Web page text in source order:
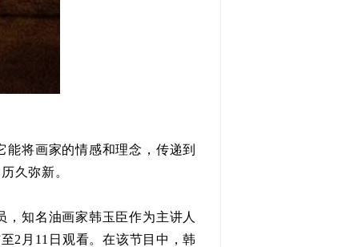
将画家的情感和理念，传递到
久弥新。
知名油画家韩玉臣作为主讲人
2月11日观看。在该节目中，韩